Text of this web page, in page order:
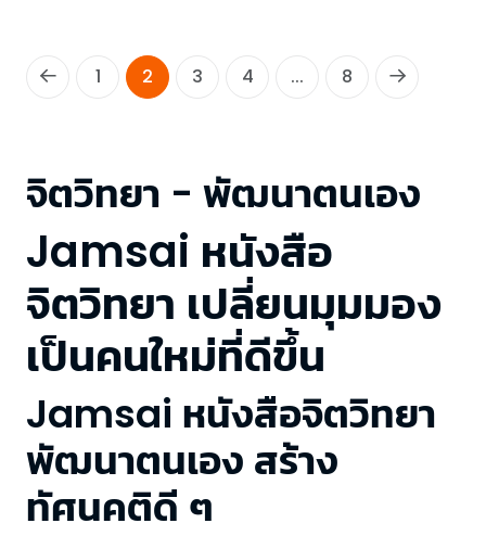
1 2 3 4 ... 8
จิตวิทยา - พัฒนาตนเอง
Jamsai หนังสือ
จิตวิทยา เปลี่ยนมุมมอง
เป็นคนใหม่ที่ดีขึ้น
Jamsai หนังสือจิตวิทยา
พัฒนาตนเอง สร้าง
ทัศนคติดี ๆ